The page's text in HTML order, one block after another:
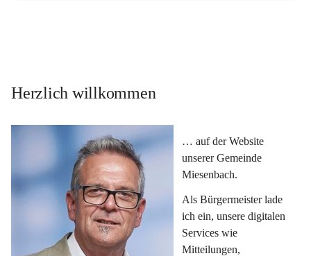
Herzlich willkommen
… auf der Website
unserer Gemeinde
Miesenbach.
Als Bürgermeister lade
ich ein, unsere digitalen
Services wie
Mitteilungen,